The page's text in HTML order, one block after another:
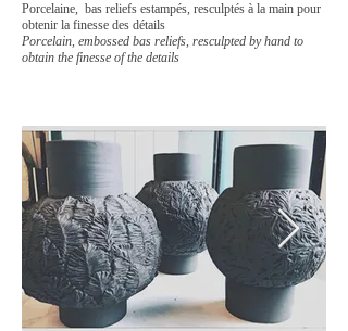
Porcelaine, bas reliefs estampés, resculptés à la main pour
obtenir la finesse des détails
Porcelain, embossed bas reliefs, resculpted by hand to
obtain the finesse of the details